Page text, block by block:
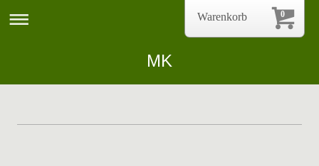
MK
0
Warenkorb